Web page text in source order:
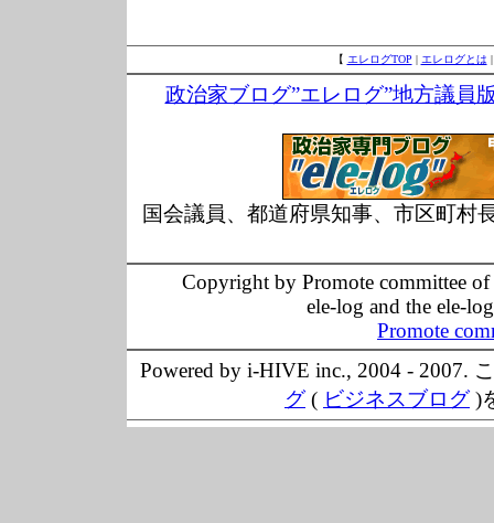
【 エレログTOP | エレログとは
政治家ブログ”エレログ”地方議員
国会議員、都道府県知事、市区町村
Copyright by Promote committee
ele-log and the ele-
Promote
Powered by i-HIVE inc., 2004 - 2007.
グ( ビジネスブログ)